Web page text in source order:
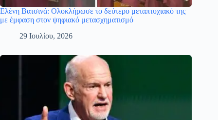
Ελένη Βατσινά: Ολοκλήρωσε το δεύτερο μεταπτυχιακό της
με έμφαση στον ψηφιακό μετασχηματισμό
29 Ιουλίου, 2026